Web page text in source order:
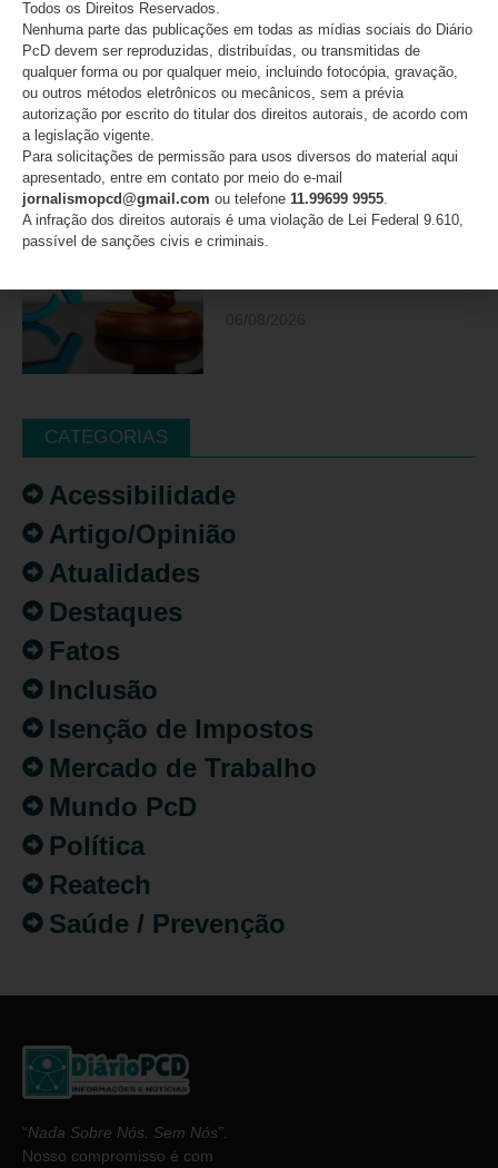
sobre a violência contra
mulheres com deficiência
07/08/2026
Movimento PcD e Raros e
mais de 50 entidades
brasileiras pedem retratação
CATEGORIAS
Acessibilidade
Artigo/Opinião
Atualidades
Destaques
Fatos
Inclusão
Isenção de Impostos
Mercado de Trabalho
Mundo PcD
Política
Reatech
Saúde / Prevenção
“Nada Sobre Nós. Sem Nós”
Nosso compromisso é com
Todos os Direitos Reservados.
Nenhuma parte das publicações em todas as mídias sociais do Diário
PcD devem ser reproduzidas, distribuídas, ou transmitidas de
qualquer forma ou por qualquer meio, incluindo fotocópia, gravação,
ou outros métodos eletrônicos ou mecânicos, sem a prévia
autorização por escrito do titular dos direitos autorais, de acordo com
a legislação vigente.
Para solicitações de permissão para usos diversos do material aqui
apresentado, entre em contato por meio do e-mail
jornalismopcd@gmail.com ou telefone 11.99699 9955.
A infração dos direitos autorais é uma violação de Lei Federal 9.610,
passível de sanções civis e criminais.